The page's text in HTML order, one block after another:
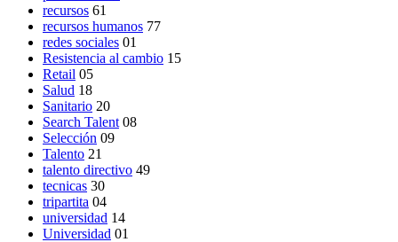
recursos 61
recursos humanos 77
redes sociales 01
Resistencia al cambio 15
Retail 05
Salud 18
Sanitario 20
Search Talent 08
Selección 09
Talento 21
talento directivo 49
tecnicas 30
tripartita 04
universidad 14
Universidad 01